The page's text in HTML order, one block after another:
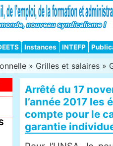
Instances INTEFP
» Grilles et salaires »
Arrêté du 17
l’année 2017 les
compte pour le
garantie